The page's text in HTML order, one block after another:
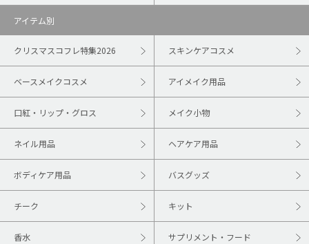
アイテム別
クリスマスコフレ特集2026 スキンケアコスメ
ベースメイクコスメ アイメイク用品
口紅・リップ・グロス メイク小物
ネイル用品 ヘアケア用品
ボディケア用品 バスグッズ
チーク キット
香水 サプリメント・フード